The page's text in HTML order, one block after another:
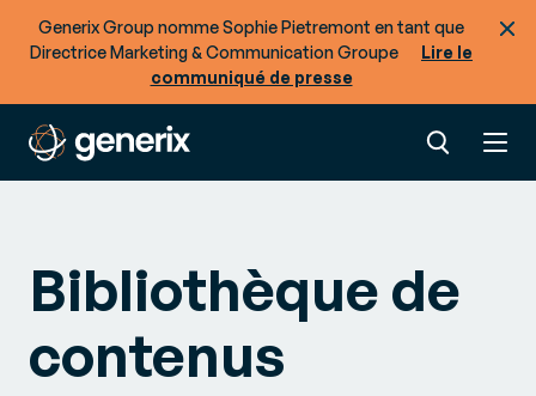
Generix Group nomme Sophie Pietremont en tant que
Directrice Marketing & Communication Groupe
Lire le
communiqué de presse
Bibliothèque de
contenus